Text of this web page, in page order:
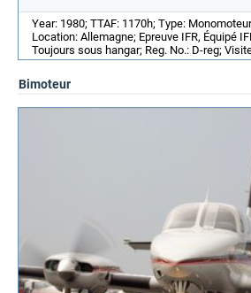
Year: 1980; TTAF: 1170h; Type:
Location: Allemagne; Epreuve IFR, Équipé
Toujours sous hangar; Reg. No.: D-reg;
Bimoteur